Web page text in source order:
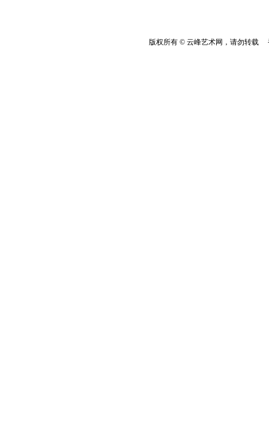
版权所有 © 云峰艺术网，请勿转载